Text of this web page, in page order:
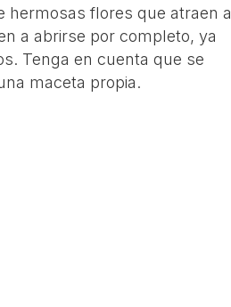
hermosas flores que atraen a
a abrirse por completo, ya
Tenga en cuenta que se
maceta propia.